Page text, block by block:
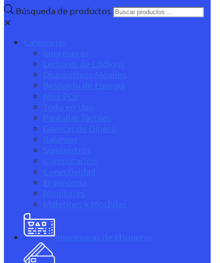
Búsqueda de productos
✕
Categorías
Impresoras
Lectores de Códigos
Dispositivos Móviles
Respaldo de Energía
Mini PCs
Todo en Uno
Pantallas Táctiles
Gavetas de Dinero
Balanzas
Suministros
Computación
Conectividad
Ergonomía
Monitores
Maletines y Mochilas
Impresoras de Etiquetas